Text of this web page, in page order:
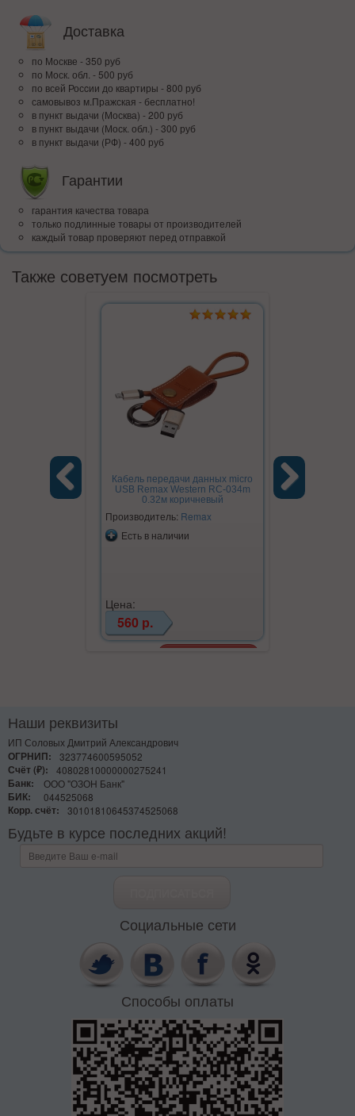
Доставка
по Москве - 350 руб
по Моск. обл. - 500 руб
по всей Росcии до квартиры - 800 руб
самовывоз м.Пражская - бесплатно!
в пункт выдачи (Москва) - 200 руб
в пункт выдачи (Моск. обл.) - 300 руб
в пункт выдачи (РФ) - 400 руб
Гарантии
гарантия качества товара
только подлинные товары от производителей
каждый товар проверяют перед отправкой
Также советуем посмотреть
Кабель передачи данных micro
USB Remax Western RC-034m
0.32м коричневый
Производитель: Remax
Есть в наличии
Цена:
560 р.
Наши реквизиты
ИП Соловых Дмитрий Александрович
ОГРНИП:
323774600595052
Счёт (₽):
40802810000000275241
Банк:
ООО "ОЗОН Банк"
БИК:
044525068
Корр. счёт:
30101810645374525068
Будьте в курсе последних акций!
Социальные сети
Способы оплаты